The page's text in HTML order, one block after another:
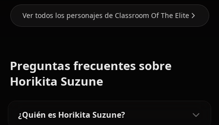
Ver todos los personajes de Classroom Of The Elite
Preguntas frecuentes sobre
Horikita Suzune
¿Quién es Horikita Suzune?